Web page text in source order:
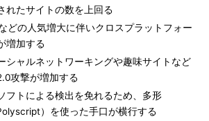
れたサイトの数を上回る
どの人気増大に伴いクロスプラットフォー
増加する
シャルネットワーキングや趣味サイトなど
攻撃が増加する
フトによる検出を免れるため、多形
）を使った手口が横行する